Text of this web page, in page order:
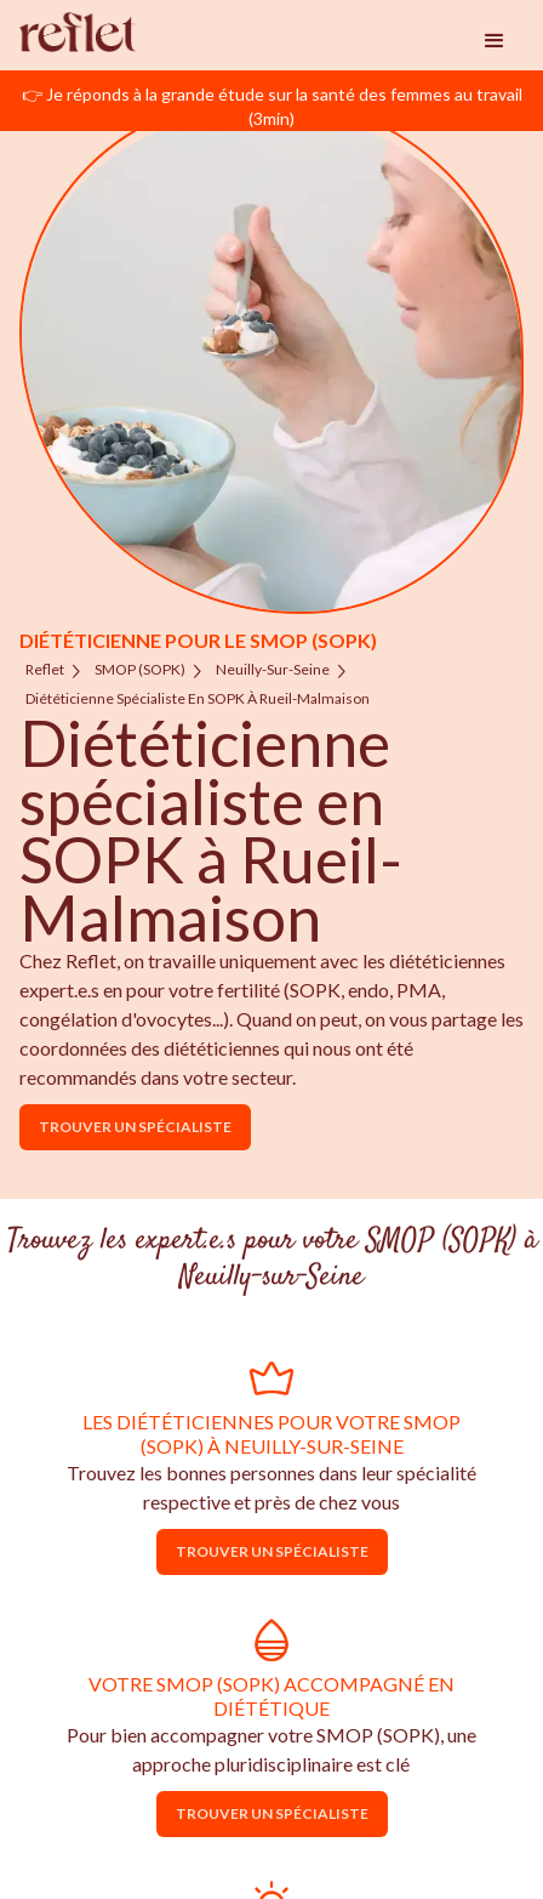
👉 Je réponds à la grande étude sur la santé des femmes au travail
(3min)
DIÉTÉTICIENNE POUR LE SMOP (SOPK)
Reflet SMOP (SOPK)
Neuilly-Sur-Seine
Diététicienne Spécialiste En SOPK À Rueil-Malmaison
Diététicienne
spécialiste en
SOPK à Rueil-
Malmaison
Chez Reflet, on travaille uniquement avec les diététiciennes
expert.e.s en pour votre fertilité (SOPK, endo, PMA,
congélation d'ovocytes...). Quand on peut, on vous partage les
coordonnées des diététiciennes qui nous ont été
recommandés dans votre secteur.
TROUVER UN SPÉCIALISTE
Trouvez les expert.e.s pour votre SMOP (SOPK) à
Neuilly-sur-Seine
LES DIÉTÉTICIENNES POUR VOTRE SMOP
(SOPK) À NEUILLY-SUR-SEINE
Trouvez les bonnes personnes dans leur spécialité
respective et près de chez vous
TROUVER UN SPÉCIALISTE
VOTRE SMOP (SOPK) ACCOMPAGNÉ EN
DIÉTÉTIQUE
Pour bien accompagner votre SMOP (SOPK), une
approche pluridisciplinaire est clé
TROUVER UN SPÉCIALISTE